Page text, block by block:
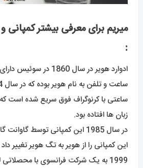
میریم برای معرفی بیشتر
:
ادوارد هویر در سال 1860
ساعتی با کرنوگراف فوق سریع شده است که
زبان ها افتاده بود.
در سال 1985 این کمپانی توسط
این کمپانی را از هویر به تگ هویر تغییر